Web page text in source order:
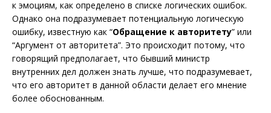
к эмоциям, как определено в списке логических ошибок.
Однако она подразумевает потенциальную логическую
ошибку, известную как “Обращение к авторитету” или
“Аргумент от авторитета”. Это происходит потому, что
говорящий предполагает, что бывший министр
внутренних дел должен знать лучше, что подразумевает,
что его авторитет в данной области делает его мнение
более обоснованным.